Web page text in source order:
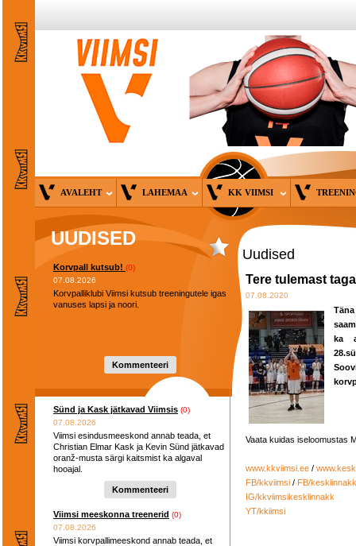
AVALEHT LAHEMAA KK VIIMSI
UUDISED
Korvpall kutsub! (0)
07.08.2026
Korvpalliklubi Viimsi kutsub treeningutele igas
vanuses lapsi ja noori.
Kommenteeri
Sünd ja Kask jätkavad Viimsis (0)
07.08.2026
Viimsi esindusmeeskond annab teada, et
Christian Elmar Kask ja Kevin Sünd jätkavad
oranž-musta särgi kaitsmist ka algaval
hooajal.
Kommenteeri
Viimsi meeskonna treenerid (0)
07.08.2026
Viimsi korvpallimeeskond annab teada, et
Uudised
Tere tulemast
07.08.2020
ka
Vaata kuidas iseloomustas
www.kkviimsi.ee /
FB/kkviimsi / FB/kesklinnakk
IG/kkviimsikesklinnakk
YT/kkiimsi